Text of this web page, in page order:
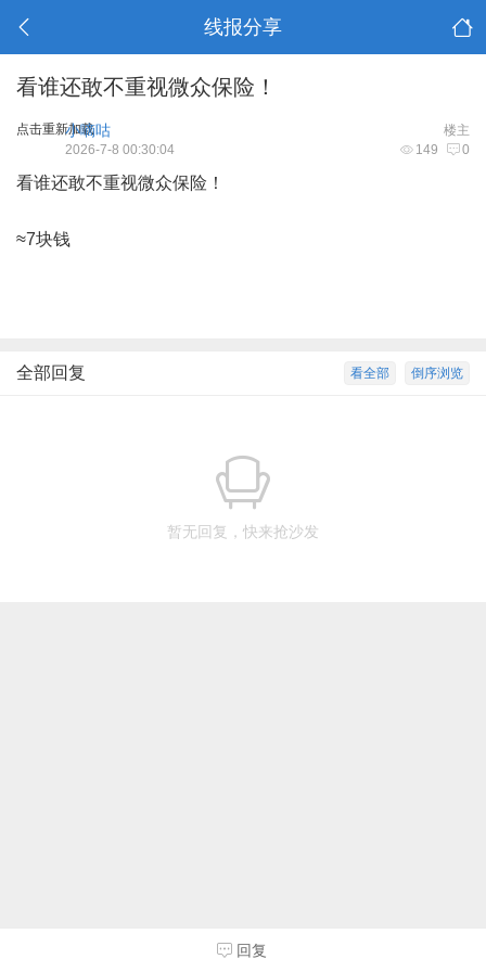
线报分享
看谁还敢不重视微众保险！
点击重新加载 楼主
小嘀咕
149 0
2026-7-8 00:30:04
看谁还敢不重视微众保险！
≈7块钱
倒序浏览
看全部
全部回复
暂无回复，快来抢沙发
回复